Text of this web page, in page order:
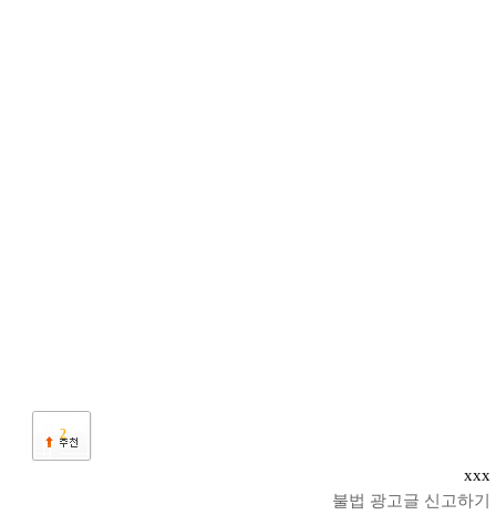
2
xxx
불법 광고글 신고하기